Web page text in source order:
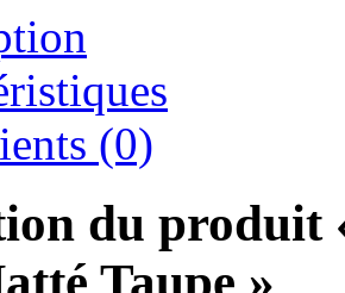
(0)
du produit
Taupe »